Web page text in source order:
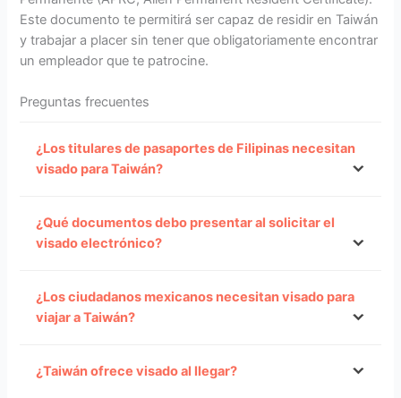
Este documento te permitirá ser capaz de residir en Taiwán
y trabajar a placer sin tener que obligatoriamente encontrar
un empleador que te patrocine.
Preguntas frecuentes
¿Los titulares de pasaportes de Filipinas necesitan
visado para Taiwán?
¿Qué documentos debo presentar al solicitar el
visado electrónico?
¿Los ciudadanos mexicanos necesitan visado para
viajar a Taiwán?
¿Taiwán ofrece visado al llegar?